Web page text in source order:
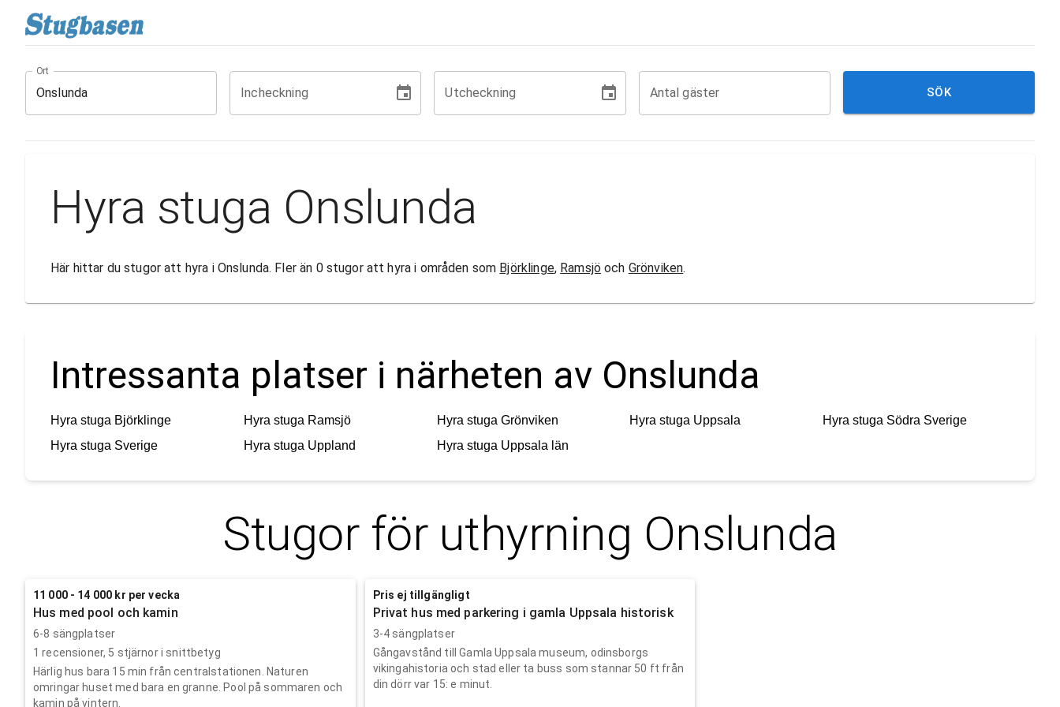
Ort
Incheckning Utcheckning Antal gäster SÖK
Hyra stuga Onslunda
Här hittar du stugor att hyra i Onslunda. Fler än 0 stugor att hyra i områden som Björklinge, Ramsjö och Grönviken.
Intressanta platser i närheten av Onslunda
Hyra stuga Björklinge Hyra stuga Ramsjö Hyra stuga Grönviken Hyra stuga Uppsala Hyra stuga Södra Sverige
Hyra stuga Sverige Hyra stuga Uppland Hyra stuga Uppsala län
Stugor för uthyrning Onslunda
11 000 - 14 000 kr per vecka
Hus med pool och kamin
6-8 sängplatser
1 recensioner, 5 stjärnor i snittbetyg
Härlig hus bara 15 min från centralstationen. Naturen
omringar huset med bara en granne. Pool på sommaren och
kamin på vintern.
Pris ej tillgängligt
Privat hus med parkering i gamla Uppsala historisk
3-4 sängplatser
Gångavstånd till Gamla Uppsala museum, odinsborgs
vikingahistoria och stad eller ta buss som stannar 50 ft från
din dörr var 15: e minut.